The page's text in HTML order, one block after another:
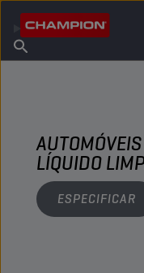
Sobre a Champion
Encontrar ponto de venda
LÍQUIDO
ESPECIFICAR